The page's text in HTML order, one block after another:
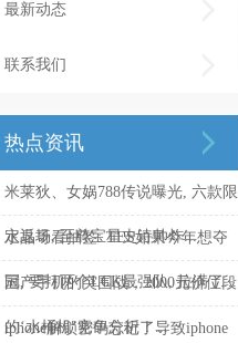
最新动态
联系我们
热点资讯
米莱狄、女娲788传说曝光, 六款限
定返场, 至尊宝星史诗帅炸...
水晶哥看抽签: TES如果今年想夺
冠, 要打两个LCK最强队, 拉满了...
国产手机的突围战，2000元价位段
的‘水桶机’竞争分析！...
iphone解锁密码忘记了导致iphone